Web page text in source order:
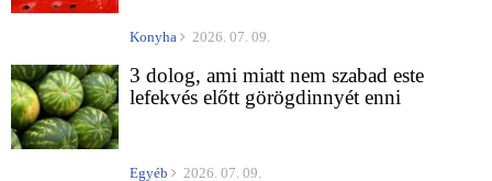
Konyha 2026. 07. 09.
3 dolog, ami miatt nem szabad este
lefekvés előtt görögdinnyét enni
Egyéb 2026. 07. 09.